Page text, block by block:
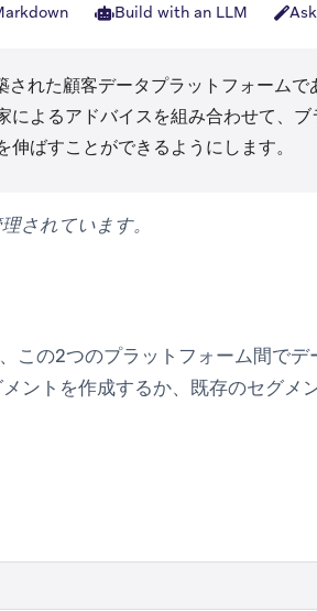
Build with an LLM
された顧客データプラットフォーム
によるアドバイスを組み合わせて、
ばすことができるようにします。
されています。
この2つのプラットフォーム間で
ントを作成するか、既存のセグメ